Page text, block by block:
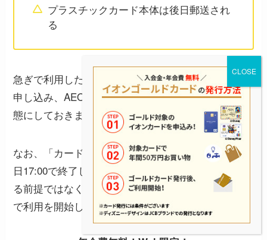
プラスチックカード本体は後日郵送され
る
急ぎで利用したい場合は、できるだけ早い時間帯に
申し込み、AEON Payアプリとメールを確認できる状
態にしておきましょう。
なお、「カード店舗受取りサービス」は2026年6月1
日17:00で終了しています。店舗で仮カードを受け取
る前提ではなく、現在は対象カードのデジタル発行
で利用を開始します。